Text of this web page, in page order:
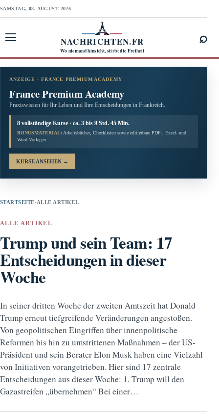
SAMSTAG, 08. AUGUST 2026
NACHRICHTEN.FR
Wo niemand hinsieht, stirbt die Freiheit
⌕
ANZEIGE · FRANCE PREMIUM ACADEMY
France Premium Academy
Praxiswissen für Ihr Leben und Ihre Entscheidungen in Frankreich.
8 vollständige Kurse · ca. 3 bis 9 Std. 45 Min.
BONUSMATERIAL: Arbeitsbücher, Checklisten sowie editierbare PDF-, Excel- und
Word-Vorlagen
KURSE ANSEHEN →
STARTSEITE› ALLE ARTIKEL
ALLE ARTIKEL
Trump und sein Team: 17
Entscheidungen in dieser
Woche
In seiner dritten Woche der zweiten Amtszeit hat Donald
Trump erneut tiefgreifende Veränderungen angestoßen.
Von geopolitischen Eingriffen über innenpolitische
Reformen bis hin zu umstrittenen Maßnahmen – der US-
Präsident und sein Berater Elon Musk haben eine Vielzahl
von Initiativen vorangetrieben. Hier sind 17 zentrale
Entscheidungen aus dieser Woche: 1. Trump will den
Gazastreifen „übernehmen“ Bei einer…